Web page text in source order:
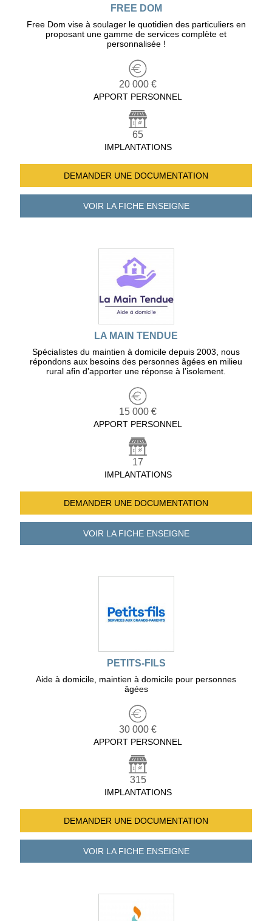
FREE DOM
Free Dom vise à soulager le quotidien des particuliers en
proposant une gamme de services complète et
personnalisée !
20 000 €
APPORT PERSONNEL
65
IMPLANTATIONS
DEMANDER UNE DOCUMENTATION
VOIR LA FICHEENSEIGNE
LA MAIN TENDUE
Spécialistes du maintien à domicile depuis 2003, nous
répondons aux besoins des personnes âgées en milieu
rural afin d’apporter une réponse à l’isolement.
15 000 €
APPORT PERSONNEL
17
IMPLANTATIONS
DEMANDER UNE DOCUMENTATION
VOIR LA FICHEENSEIGNE
PETITS-FILS
Aide à domicile, maintien à domicile pour personnes
âgées
30 000 €
APPORT PERSONNEL
315
IMPLANTATIONS
DEMANDER UNE DOCUMENTATION
VOIR LA FICHEENSEIGNE